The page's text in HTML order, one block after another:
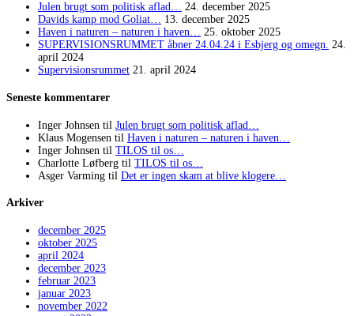
Julen brugt som politisk aflad… 24. december 2025
Davids kamp mod Goliat… 13. december 2025
Haven i naturen – naturen i haven… 25. oktober 2025
SUPERVISIONSRUMMET åbner 24.04.24 i Esbjerg og omegn. 24.
april 2024
Supervisionsrummet 21. april 2024
Seneste kommentarer
Inger Johnsen til Julen brugt som politisk aflad…
Klaus Mogensen til Haven i naturen – naturen i haven…
Inger Johnsen til TILOS til os…
Charlotte Løfberg til TILOS til os…
Asger Varming til Det er ingen skam at blive klogere…
Arkiver
december 2025
oktober 2025
april 2024
december 2023
februar 2023
januar 2023
november 2022